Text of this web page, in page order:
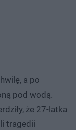
a po
pod wodą.
że 27-latka
tragedii